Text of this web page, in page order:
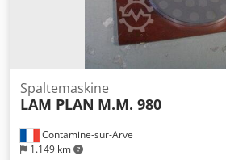
Contamine-sur-Arve
1.149 km
Spaltemaskine
LAM PLAN M.M. 980